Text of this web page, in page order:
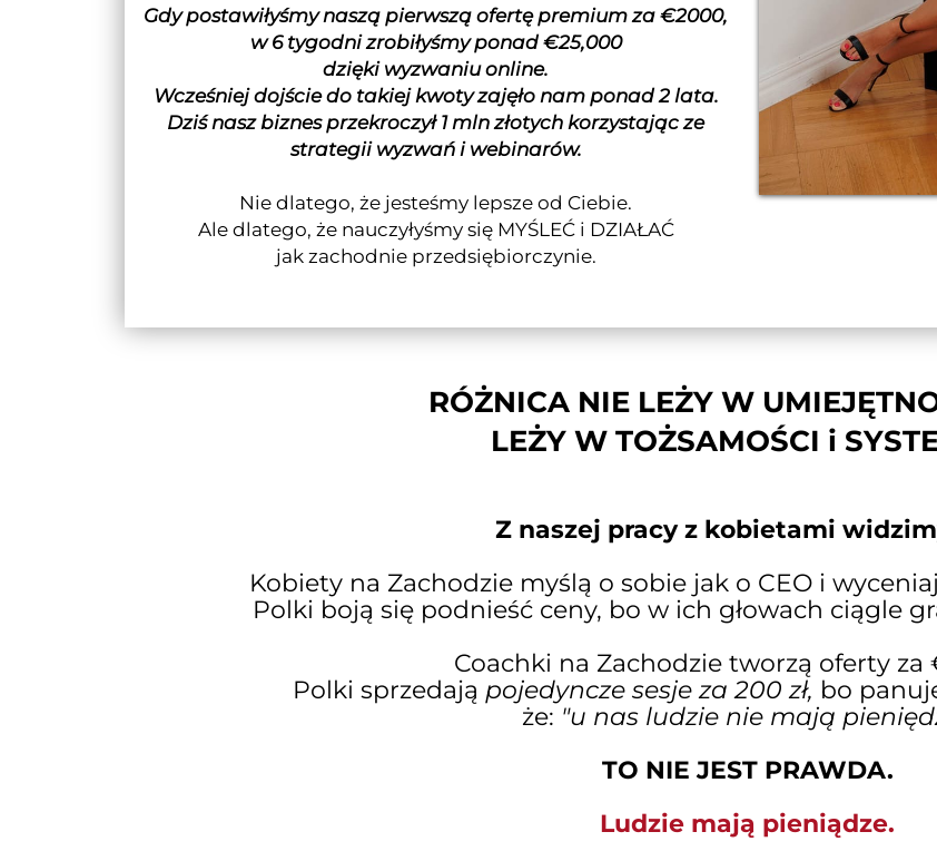
Gdy postawiłyśmy naszą pierwszą ofertę premium za €2000,
w 6 tygodni zrobiłyśmy ponad €25,000
dzięki wyzwaniu online.
Wcześniej dojście do takiej kwoty zajęło nam ponad 2 lata.
Dziś nasz biznes przekroczył 1 mln złotych korzystając ze
strategii wyzwań i webinarów.
Nie dlatego, że jesteśmy lepsze od Ciebie.
Ale dlatego, że nauczyłyśmy się MYŚLEĆ i DZIAŁAĆ
jak zachodnie przedsiębiorczynie.
RÓŻNICA NIE LEŻY W
LEŻY W TOŻSAMOŚCI i
Z naszej pracy z kobietami
Kobiety na Zachodzie myślą o sobie jak o CEO i
Polki boją się podnieść ceny, bo w ich głowach ciągle
Coachki na Zachodzie tworzą oferty za
Polki sprzedają pojedyncze sesje za 200 zł, bo
że: "u nas ludzie nie mają
TO NIE JEST PRAWDA.
Ludzie mają pieniądze.